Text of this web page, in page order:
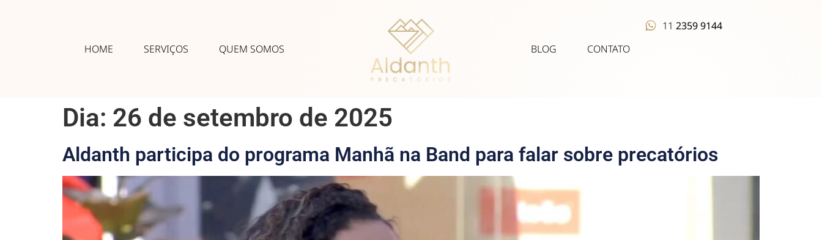
HOME SERVIÇOS QUEM SOMOS BLOG CONTATO
11 2359 9144
Dia: 26 de setembro de 2025
Aldanth participa do programa Manhã na Band para falar sobre precatórios